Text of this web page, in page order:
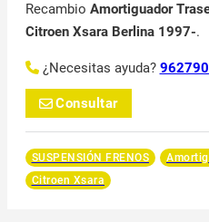
Recambio Amortiguador
Citroen Xsara Berlina 1997-.
¿Necesitas ayuda?
Consultar
SUSPENSIÓN FRENOS
Citroen Xsara